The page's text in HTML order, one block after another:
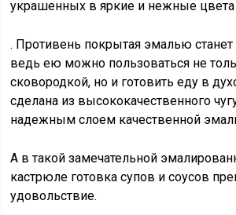
украшенных в яркие и нежные цвета
. Противень покрытая эмалью
ведь ею можно пользоваться не
сковородкой, но и готовить еду в
сделана из высококачественного
надежным слоем качественной
А в такой замечательной
кастрюле готовка супов и соусов
удовольствие.